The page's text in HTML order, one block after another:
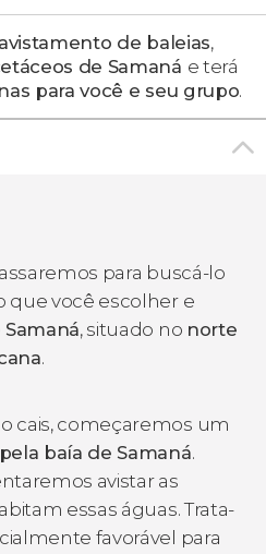
de baleias,
de Samaná e terá
para você e seu grupo.
para buscá-lo
que você escolher e
, situado no norte
.
cais, começaremos um
baía de Samaná.
avistar as
essas águas. Trata-
favorável para